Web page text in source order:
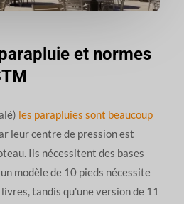
et normes
les parapluies sont beaucoup
leur centre de pression est
Ils nécessitent des bases
modèle de 10 pieds nécessite
tandis qu'une version de 11